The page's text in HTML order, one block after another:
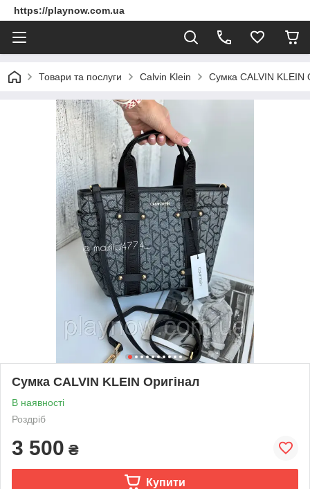
https://playnow.com.ua
Товари та послуги Calvin Klein Сумка CALVIN KLEIN
Сумка CALVIN KLEIN Оригінал
В наявності
Роздріб
3 500 ₴
Купити